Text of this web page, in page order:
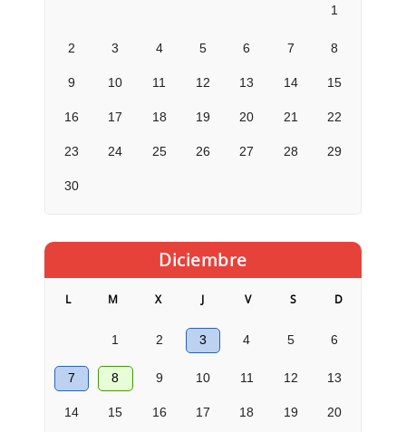
1
2 3 4 5 6 7 8
9 10 11 12 13 14 15
16 17 18 19 20 21 22
23 24 25 26 27 28 29
30
Diciembre
L M X J V S D
1 2 3 4 5 6
7 8 9 10 11 12 13
14 15 16 17 18 19 20